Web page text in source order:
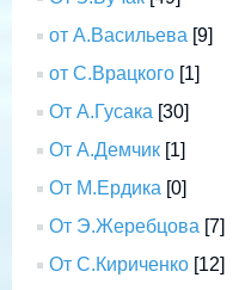
от А.Васильева [9]
от С.Врацкого [1]
От А.Гусака [30]
От А.Демчик [1]
От М.Ердика [0]
От Э.Жеребцова [7]
От С.Кириченко [12]